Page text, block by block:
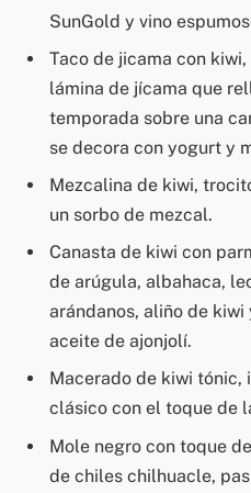
SunGold y vino
Taco de jicama con
lámina de jícama que
temporada sobre una
se decora con yogurt y
Mezcalina de kiwi,
un sorbo de mezcal.
Canasta de kiwi con
de arúgula, albahaca,
arándanos, aliño de
aceite de ajonjolí.
Macerado de kiwi tónic,
clásico con el toque de
Mole negro con toque
de chiles chilhuacle,